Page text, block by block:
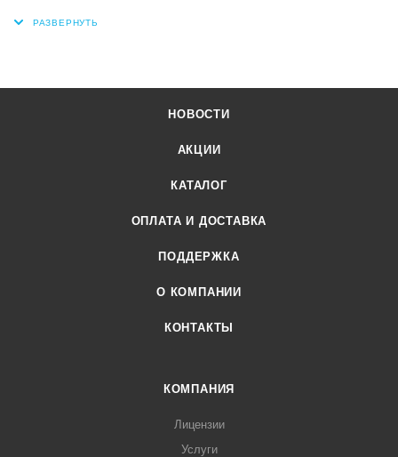
НОВОСТИ
АКЦИИ
КАТАЛОГ
ОПЛАТА И ДОСТАВКА
ПОДДЕРЖКА
О КОМПАНИИ
КОНТАКТЫ
КОМПАНИЯ
Лицензии
Услуги